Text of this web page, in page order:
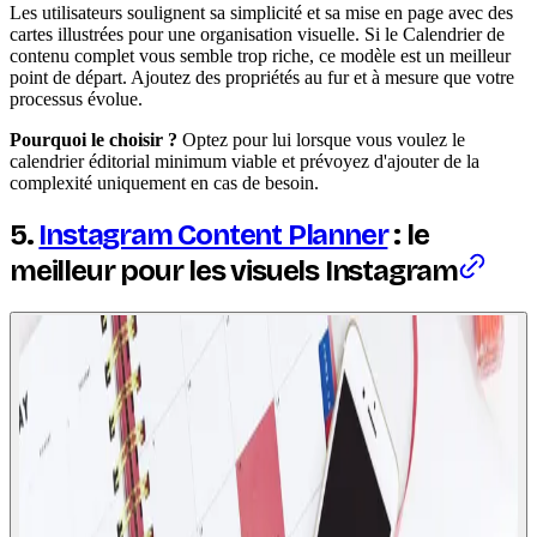
Les utilisateurs soulignent sa simplicité et sa mise en page avec des
cartes illustrées pour une organisation visuelle. Si le Calendrier de
contenu complet vous semble trop riche, ce modèle est un meilleur
point de départ. Ajoutez des propriétés au fur et à mesure que votre
processus évolue.
Pourquoi le choisir ? Optez pour lui lorsque vous voulez le
calendrier éditorial minimum viable et prévoyez d'ajouter de la
complexité uniquement en cas de besoin.
5. Instagram Content Planner: le
meilleur pour les visuels Instagram